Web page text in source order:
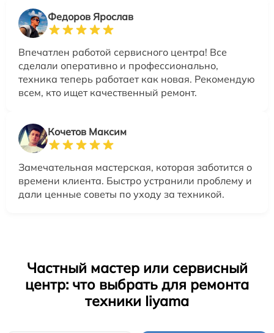
Федоров Ярослав
Впечатлен работой сервисного центра! Все
сделали оперативно и профессионально,
техника теперь работает как новая. Рекомендую
всем, кто ищет качественный ремонт.
Кочетов Максим
Замечательная мастерская, которая заботится о
времени клиента. Быстро устранили проблему и
дали ценные советы по уходу за техникой.
Частный мастер или сервисный
центр: что выбрать для ремонта
техники Iiyama